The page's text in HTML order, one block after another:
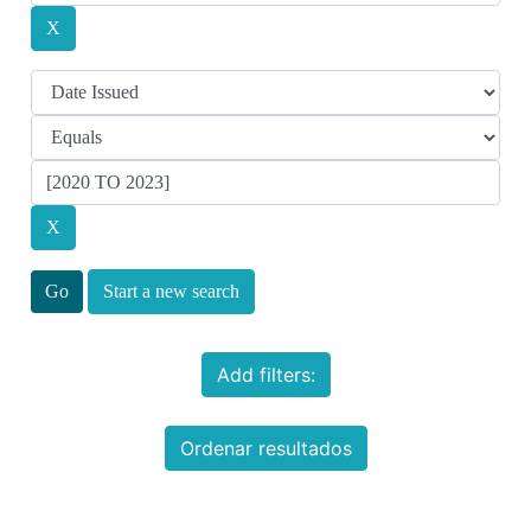
Start a new search
Add filters:
Ordenar resultados